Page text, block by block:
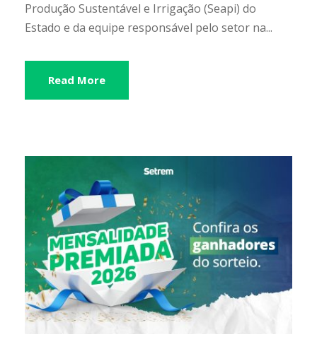
Produção Sustentável e Irrigação (Seapi) do
Estado e da equipe responsável pelo setor na...
Read More